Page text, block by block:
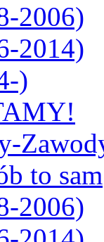
2006)
2014)
)
to sam
2006)